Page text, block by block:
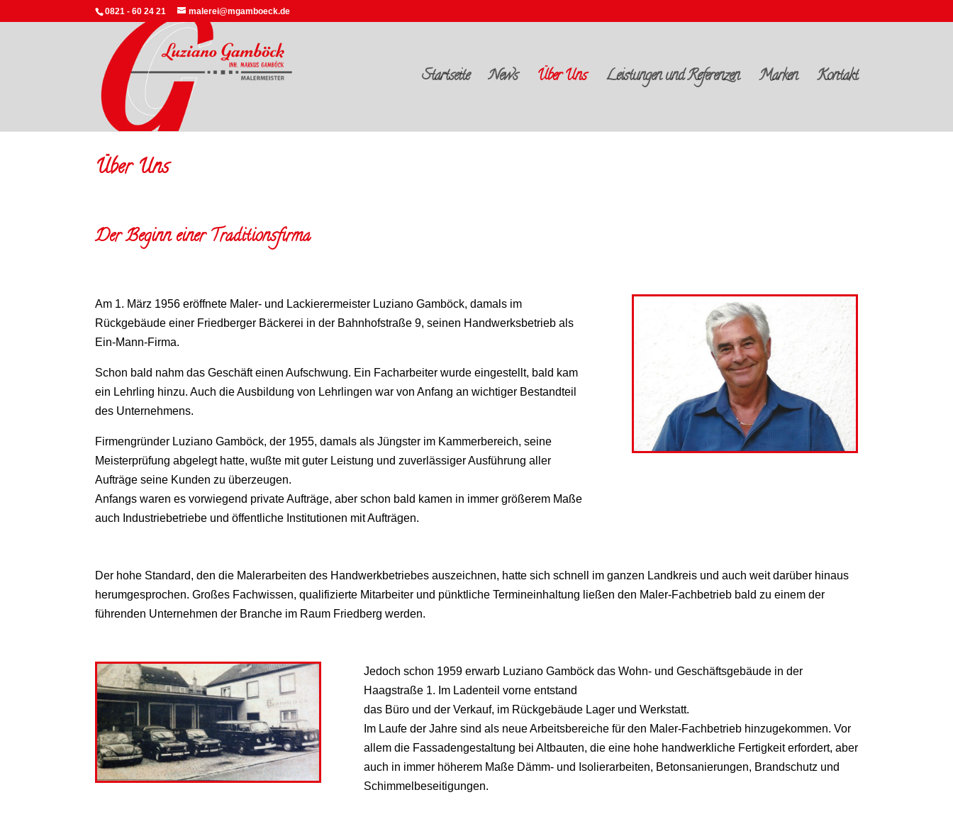
0821 - 60 24 21 malerei@mgamboeck.de
Startseite News Über Uns Leistungen und Referenzen Marken Kontakt
Über Uns
Der Beginn einer Traditionsfirma
Am 1. März 1956 eröffnete Maler- und Lackierermeister Luziano Gamböck, damals im
Rückgebäude einer Friedberger Bäckerei in der Bahnhofstraße 9, seinen Handwerksbetrieb als
Ein-Mann-Firma.
Schon bald nahm das Geschäft einen Aufschwung. Ein Facharbeiter wurde eingestellt, bald kam
ein Lehrling hinzu. Auch die Ausbildung von Lehrlingen war von Anfang an wichtiger Bestandteil
des Unternehmens.
Firmengründer Luziano Gamböck, der 1955, damals als Jüngster im Kammerbereich, seine
Meisterprüfung abgelegt hatte, wußte mit guter Leistung und zuverlässiger Ausführung aller
Aufträge seine Kunden zu überzeugen.
Anfangs waren es vorwiegend private Aufträge, aber schon bald kamen in immer größerem Maße
auch Industriebetriebe und öffentliche Institutionen mit Aufträgen.
Der hohe Standard, den die Malerarbeiten des Handwerkbetriebes auszeichnen, hatte sich schnell im ganzen Landkreis und auch weit darüber hinaus
herumgesprochen. Großes Fachwissen, qualifizierte Mitarbeiter und pünktliche Termineinhaltung ließen den Maler-Fachbetrieb bald zu einem der
führenden Unternehmen der Branche im Raum Friedberg werden.
Jedoch schon 1959 erwarb Luziano Gamböck das Wohn- und Geschäftsgebäude in der
Haagstraße 1. Im Ladenteil vorne entstand
das Büro und der Verkauf, im Rückgebäude Lager und Werkstatt.
Im Laufe der Jahre sind als neue Arbeitsbereiche für den Maler-Fachbetrieb hinzugekommen. Vor
allem die Fassadengestaltung bei Altbauten, die eine hohe handwerkliche Fertigkeit erfordert, aber
auch in immer höherem Maße Dämm- und Isolierarbeiten, Betonsanierungen, Brandschutz und
Schimmelbeseitigungen.